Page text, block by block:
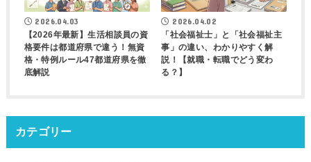
2026.04.03
【2026年最新】生活相談員の資
格要件は都道府県で違う！無資
格・特例ルール47都道府県を徹
底解説
2026.04.02
「社会福祉士」と「社会福祉主
事」の違い、わかりやすく解
説！【就職・転職でどう変わ
る？】
カテゴリー